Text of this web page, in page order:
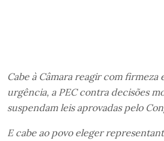
Cabe à Câmara reagir com firmeza
urgência, a PEC contra decisões
suspendam leis aprovadas pelo
E cabe ao povo eleger